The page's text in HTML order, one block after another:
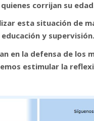
corrijan su
esta situación de
y
en la defensa de los
estimular la